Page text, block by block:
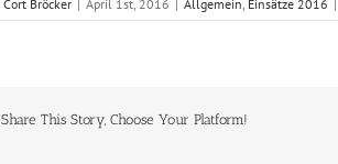
Cort Bröcker | April 1st, 2016 | Allgemein, Einsätze 2016 |
Share This Story, Choose Your Platform!